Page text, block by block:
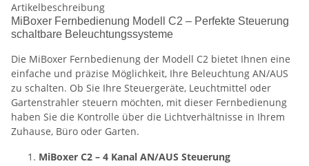
Artikelbeschreibung
MiBoxer Fernbedienung Modell C2 – Perfekte Steuerung
schaltbare Beleuchtungssysteme
Die MiBoxer Fernbedienung der Modell C2 bietet Ihnen eine
einfache und präzise Möglichkeit, Ihre Beleuchtung AN/AUS
zu schalten. Ob Sie Ihre Steuergeräte, Leuchtmittel oder
Gartenstrahler steuern möchten, mit dieser Fernbedienung
haben Sie die Kontrolle über die Lichtverhältnisse in Ihrem
Zuhause, Büro oder Garten.
MiBoxer C2 – 4 Kanal AN/AUS Steuerung